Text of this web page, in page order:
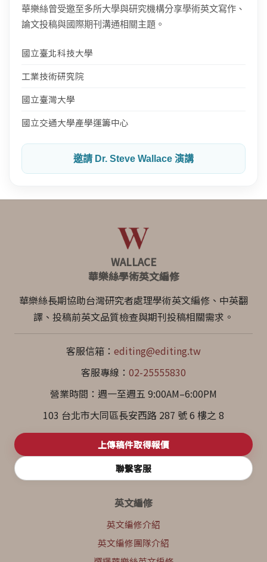
華樂絲曾受邀至多所大學與研究機構分享學術英文寫作、
論文投稿與國際期刊溝通相關主題。
國立臺北科技大學
工業技術研究院
國立臺灣大學
國立交通大學產學運籌中心
邀請 Dr. Steve Wallace 演講
WALLACE
華樂絲學術英文編修
華樂絲長期協助台灣研究者處理學術英文編修、中英翻
譯、投稿前英文品質檢查與期刊投稿相關需求。
客服信箱： editing@editing.tw
客服專線： 02-25555830
營業時間：週一至週五 9:00AM–6:00PM
103 台北市大同區長安西路 287 號 6 樓之 8
上傳稿件取得報價
聯繫客服
英文編修
英文編修介紹
英文編修團隊介紹